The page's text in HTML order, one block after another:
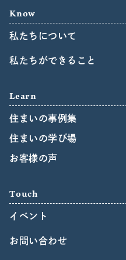
Know
私たちについて
私たちができること
Learn
住まいの事例集
住まいの学び場
お客様の声
Touch
イベント
お問い合わせ